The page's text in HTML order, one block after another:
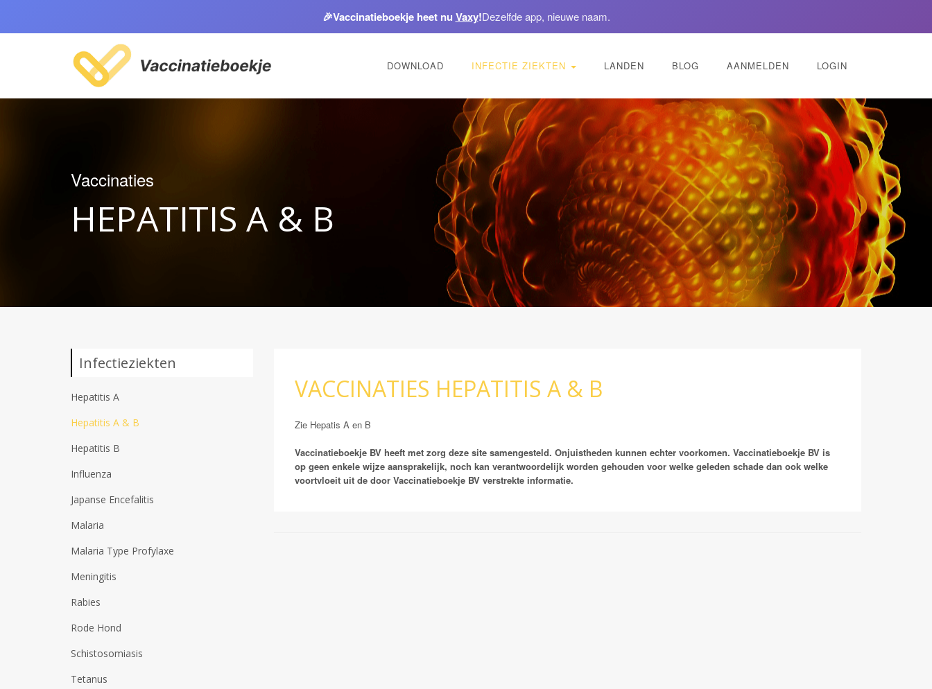
🎉Vaccinatieboekje heet nu Vaxy!Dezelfde app, nieuwe naam.
DOWNLOAD INFECTIE ZIEKTEN LANDEN BLOG AANMELDEN LOGIN
Vaccinaties
HEPATITIS A & B
Infectieziekten
Hepatitis A
Hepatitis A & B
Hepatitis B
Influenza
Japanse Encefalitis
Malaria
Malaria Type Profylaxe
Meningitis
Rabies
Rode Hond
Schistosomiasis
Tetanus
VACCINATIES HEPATITIS A & B
Zie Hepatis A en B
Vaccinatieboekje BV heeft met zorg deze site samengesteld. Onjuistheden kunnen echter voorkomen. Vaccinatieboekje BV is
op geen enkele wijze aansprakelijk, noch kan verantwoordelijk worden gehouden voor welke geleden schade dan ook welke
voortvloeit uit de door Vaccinatieboekje BV verstrekte informatie.